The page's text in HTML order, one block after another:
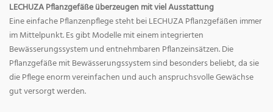
LECHUZA Pflanzgefäße überzeugen mit viel Ausstattung
Eine einfache Pflanzenpflege steht bei LECHUZA Pflanzgefäßen immer
im Mittelpunkt. Es gibt Modelle mit einem integrierten
Bewässerungssystem und entnehmbaren Pflanzeinsätzen. Die
Pflanzgefäße mit Bewässerungssystem sind besonders beliebt, da sie
die Pflege enorm vereinfachen und auch anspruchsvolle Gewächse
gut versorgt werden.